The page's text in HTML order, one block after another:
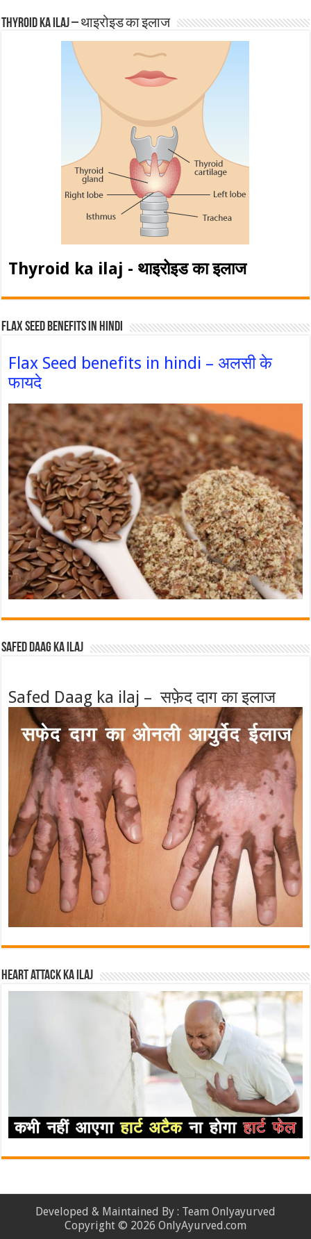
Thyroid ka ilaj – थाइरोइड का इलाज
Thyroid ka ilaj - थाइरोइड का इलाज
Flax Seed Benefits in hindi
Flax Seed benefits in hindi – अलसी के
फायदे
Safed Daag ka ilaj
Safed Daag ka ilaj – सफ़ेद दाग का इलाज
Heart attack ka ilaj
Developed & Maintained By : Team Onlyayurved
Copyright © 2026 OnlyAyurved.com